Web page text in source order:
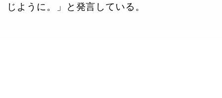
じように。」と発言している。